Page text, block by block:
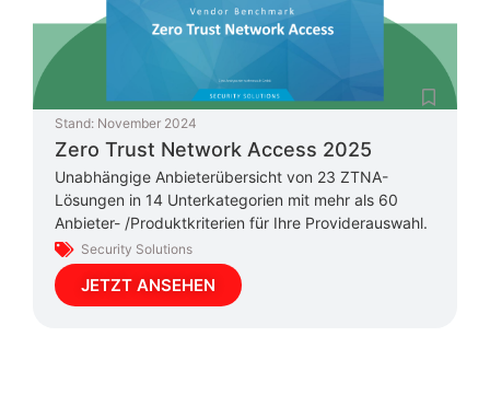
Stand: November 2024
Zero Trust Network Access 2025
Unabhängige Anbieterübersicht von 23 ZTNA-
Lösungen in 14 Unterkategorien mit mehr als 60
Anbieter- /Produktkriterien für Ihre Providerauswahl.
Security Solutions
JETZT ANSEHEN